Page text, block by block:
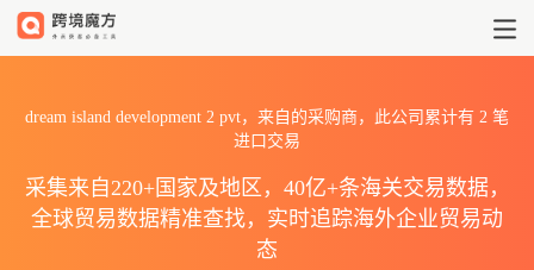
dream island development 2 pvt，来自的采购商，此公司累计有 2 笔
进口交易
采集来自220+国家及地区，40亿+条海关交易数据，
全球贸易数据精准查找，实时追踪海外企业贸易动
态